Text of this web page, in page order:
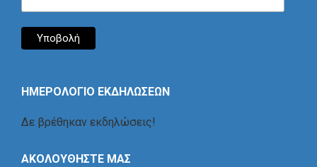
ΗΜΕΡΟΛΟΓΙΟ ΕΚΔΗΛΩΣΕΩΝ
Δε βρέθηκαν εκδηλώσεις!
ΑΚΟΛΟΥΘΗΣΤΕ ΜΑΣ